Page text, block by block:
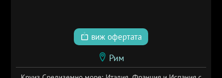
виж офертата
Рим